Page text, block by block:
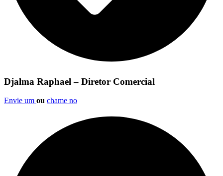
Djalma Raphael – Diretor Comercial
Envie um ou chame no